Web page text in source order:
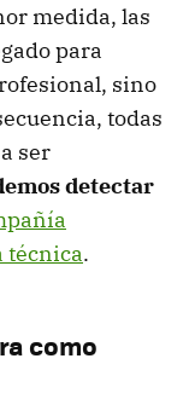
medida, las
para
sino
todas
ser
detectar
técnica.
como